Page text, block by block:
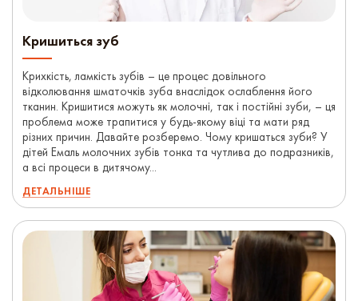
Кришиться зуб
Крихкість, ламкість зубів – це процес довільного
відколювання шматочків зуба внаслідок ослаблення його
тканин. Кришитися можуть як молочні, так і постійні зуби, – ця
проблема може трапитися у будь-якому віці та мати ряд
різних причин. Давайте розберемо. Чому кришаться зуби? У
дітей Емаль молочних зубів тонка та чутлива до подразників,
а всі процеси в дитячому...
ДЕТАЛЬНІШЕ